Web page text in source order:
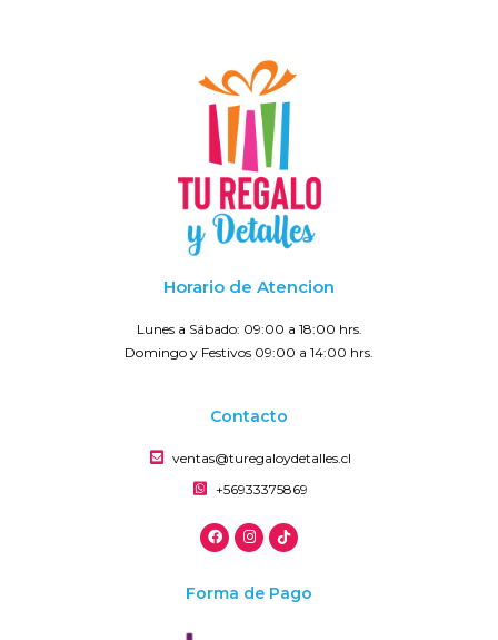
Horario de Atencion
Lunes a Sábado: 09:00 a 18:00 hrs.
Domingo y Festivos 09:00 a 14:00 hrs.
Contacto
ventas@turegaloydetalles.cl
+56933375869
Forma de Pago